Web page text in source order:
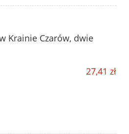
Krainie Czarów, dwie
27,41 zł